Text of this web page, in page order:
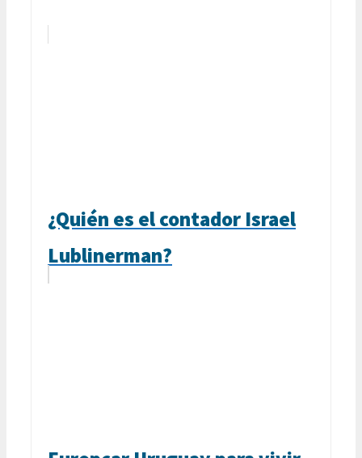
¿Quién es el contador Israel
Lublinerman?